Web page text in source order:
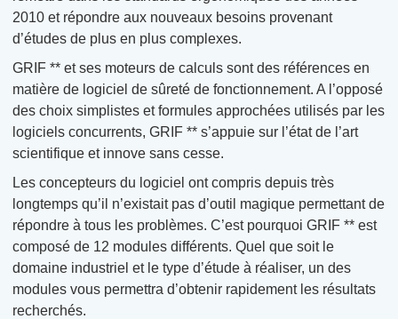
2010 et répondre aux nouveaux besoins provenant
d’études de plus en plus complexes.
GRIF ** et ses moteurs de calculs sont des références en
matière de logiciel de sûreté de fonctionnement. A l’opposé
des choix simplistes et formules approchées utilisés par les
logiciels concurrents, GRIF ** s’appuie sur l’état de l’art
scientifique et innove sans cesse.
Les concepteurs du logiciel ont compris depuis très
longtemps qu’il n’existait pas d’outil magique permettant de
répondre à tous les problèmes. C’est pourquoi GRIF ** est
composé de 12 modules différents. Quel que soit le
domaine industriel et le type d’étude à réaliser, un des
modules vous permettra d’obtenir rapidement les résultats
recherchés.